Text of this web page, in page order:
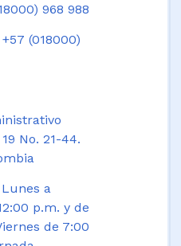
968 988
+57 (018000)
No. 21-44.
Lunes a
p.m. y de
de 7:00